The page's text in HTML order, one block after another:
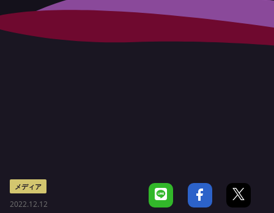
メディア
2022.12.12